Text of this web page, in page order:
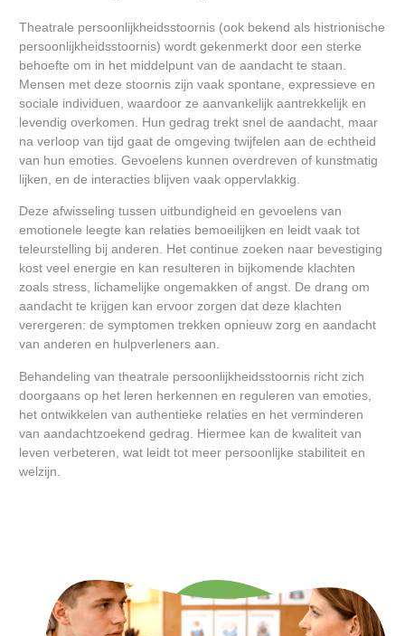
Theatrale persoonlijkheidsstoornis (ook bekend als histrionische
persoonlijkheidsstoornis) wordt gekenmerkt door een sterke
behoefte om in het middelpunt van de aandacht te staan.
Mensen met deze stoornis zijn vaak spontane, expressieve en
sociale individuen, waardoor ze aanvankelijk aantrekkelijk en
levendig overkomen. Hun gedrag trekt snel de aandacht, maar
na verloop van tijd gaat de omgeving twijfelen aan de echtheid
van hun emoties. Gevoelens kunnen overdreven of kunstmatig
lijken, en de interacties blijven vaak oppervlakkig.
Deze afwisseling tussen uitbundigheid en gevoelens van
emotionele leegte kan relaties bemoeilijken en leidt vaak tot
teleurstelling bij anderen. Het continue zoeken naar bevestiging
kost veel energie en kan resulteren in bijkomende klachten
zoals stress, lichamelijke ongemakken of angst. De drang om
aandacht te krijgen kan ervoor zorgen dat deze klachten
verergeren: de symptomen trekken opnieuw zorg en aandacht
van anderen en hulpverleners aan.
Behandeling van theatrale persoonlijkheidsstoornis richt zich
doorgaans op het leren herkennen en reguleren van emoties,
het ontwikkelen van authentieke relaties en het verminderen
van aandachtzoekend gedrag. Hiermee kan de kwaliteit van
leven verbeteren, wat leidt tot meer persoonlijke stabiliteit en
welzijn.